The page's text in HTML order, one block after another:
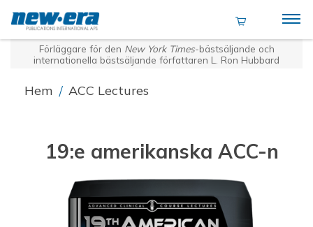
Förläggare för den New York Times-bästsäljande och
internationella bästsäljande författaren L. Ron Hubbard
Hem / ACC Lectures
19:e amerikanska ACC-n